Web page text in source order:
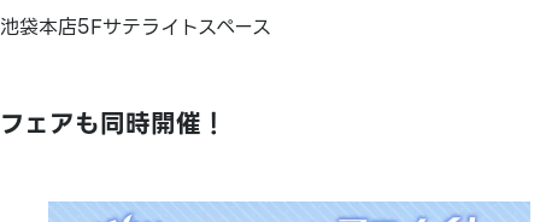
池袋本店5Fサテライトスペース
フェアも同時開催！